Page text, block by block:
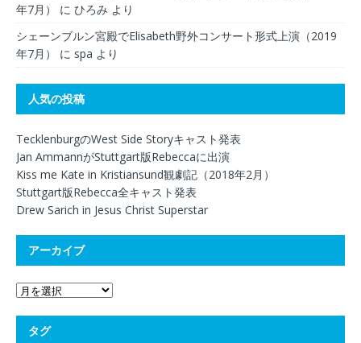
年7月）
に ひろみ より
シェーンブルン宮殿でElisabeth野外コンサート形式上演（2019
年7月）
に spa より
人気の投稿
TecklenburgのWest Side Storyキャスト発表
Jan AmmannがStuttgart版Rebeccaに出演
Kiss me Kate in Kristiansund観劇記（2018年2月）
Stuttgart版Rebecca全キャスト発表
Drew Sarich in Jesus Christ Superstar
アーカイブ
タグ